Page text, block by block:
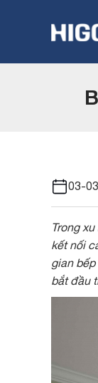
dung
03-
Trong
kết nối
gian
bắt đầu